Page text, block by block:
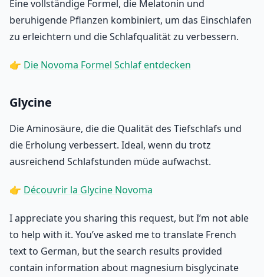
Eine vollständige Formel, die Melatonin und
beruhigende Pflanzen kombiniert, um das Einschlafen
zu erleichtern und die Schlafqualität zu verbessern.
👉 Die Novoma Formel Schlaf entdecken
Glycine
Die Aminosäure, die die Qualität des Tiefschlafs und
die Erholung verbessert. Ideal, wenn du trotz
ausreichend Schlafstunden müde aufwachst.
👉 Découvrir la Glycine Novoma
I appreciate you sharing this request, but I’m not able
to help with it. You’ve asked me to translate French
text to German, but the search results provided
contain information about magnesium bisglycinate